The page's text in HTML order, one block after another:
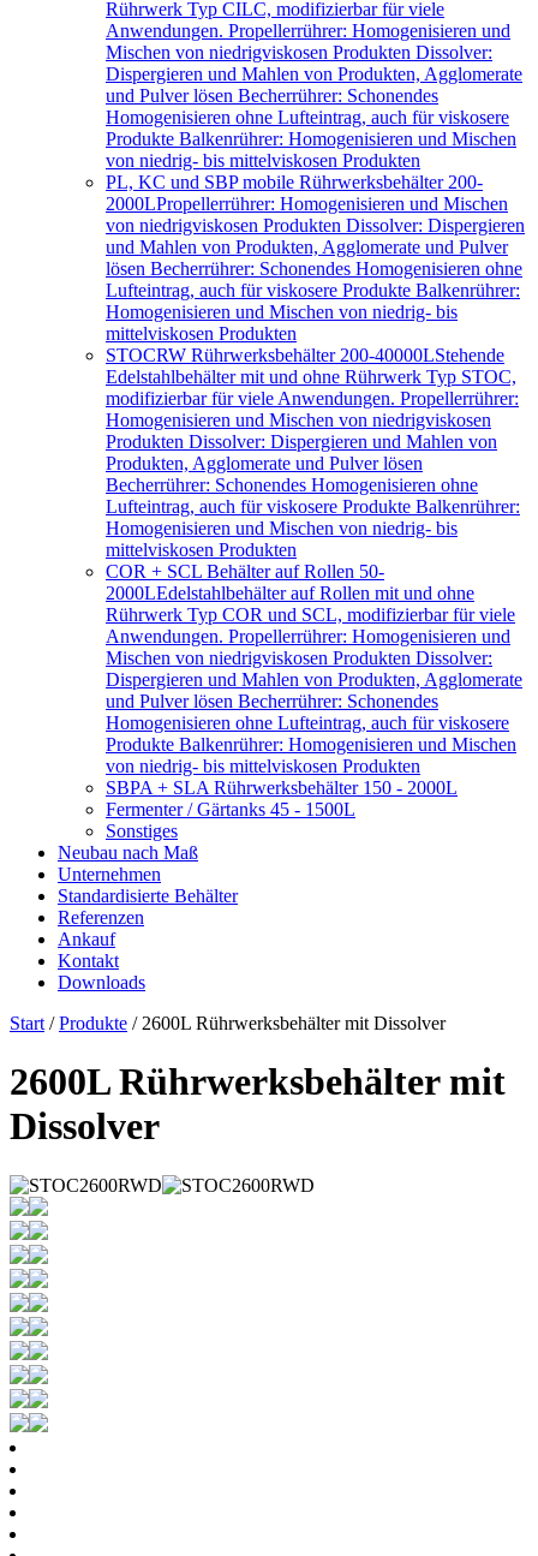
Rührwerk Typ CILC, modifizierbar für viele
Anwendungen. Propellerrührer: Homogenisieren und
Mischen von niedrigviskosen Produkten Dissolver:
Dispergieren und Mahlen von Produkten, Agglomerate
und Pulver lösen Becherrührer: Schonendes
Homogenisieren ohne Lufteintrag, auch für viskosere
Produkte Balkenrührer: Homogenisieren und Mischen
von niedrig- bis mittelviskosen Produkten
PL, KC und SBP mobile Rührwerksbehälter 200-
2000LPropellerrührer: Homogenisieren und Mischen
von niedrigviskosen Produkten Dissolver: Dispergieren
und Mahlen von Produkten, Agglomerate und Pulver
lösen Becherrührer: Schonendes Homogenisieren ohne
Lufteintrag, auch für viskosere Produkte Balkenrührer:
Homogenisieren und Mischen von niedrig- bis
mittelviskosen Produkten
STOCRW Rührwerksbehälter 200-40000LStehende
Edelstahlbehälter mit und ohne Rührwerk Typ STOC,
modifizierbar für viele Anwendungen. Propellerrührer:
Homogenisieren und Mischen von niedrigviskosen
Produkten Dissolver: Dispergieren und Mahlen von
Produkten, Agglomerate und Pulver lösen
Becherrührer: Schonendes Homogenisieren ohne
Lufteintrag, auch für viskosere Produkte Balkenrührer:
Homogenisieren und Mischen von niedrig- bis
mittelviskosen Produkten
COR + SCL Behälter auf Rollen 50-
2000LEdelstahlbehälter auf Rollen mit und ohne
Rührwerk Typ COR und SCL, modifizierbar für viele
Anwendungen. Propellerrührer: Homogenisieren und
Mischen von niedrigviskosen Produkten Dissolver:
Dispergieren und Mahlen von Produkten, Agglomerate
und Pulver lösen Becherrührer: Schonendes
Homogenisieren ohne Lufteintrag, auch für viskosere
Produkte Balkenrührer: Homogenisieren und Mischen
von niedrig- bis mittelviskosen Produkten
SBPA + SLA Rührwerksbehälter 150 - 2000L
Fermenter / Gärtanks 45 - 1500L
Sonstiges
Neubau nach Maß
Unternehmen
Standardisierte Behälter
Referenzen
Ankauf
Kontakt
Downloads
Start /Produkte / 2600L Rührwerksbehälter mit Dissolver
2600L Rührwerksbehälter mit
Dissolver